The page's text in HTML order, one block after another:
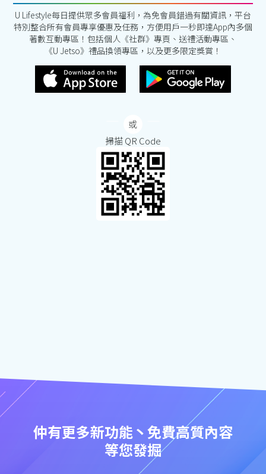
U Lifestyle每日提供眾多會員福利，為免會員錯過有關資訊，平台
特別整合所有會員專享優惠及任務，方便用戶一秒即達App內多個
著數互動專區！包括個人《社群》專頁、送禮活動專區、
《U Jetso》禮品換領專區，以及更多限定獎賞！
掃描 QR Code
仲有更多新功能丶免費高質內容
等您發掘